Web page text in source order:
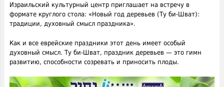
Израильский культурный центр приглашает на встречу в
формате круглого стола: «Новый год деревьев (Ту би-Шват):
традиции, духовный смысл праздника».
Как и все еврейские праздники этот день имеет особый
духовный смысл. Ту би-Шват, праздник деревьев — это гимн
развитию, способности созревать и приносить плоды.